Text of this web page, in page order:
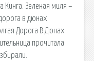
Кинга. Зеленая миля –
в дюнах
Дорога В Дюнах
прочитала